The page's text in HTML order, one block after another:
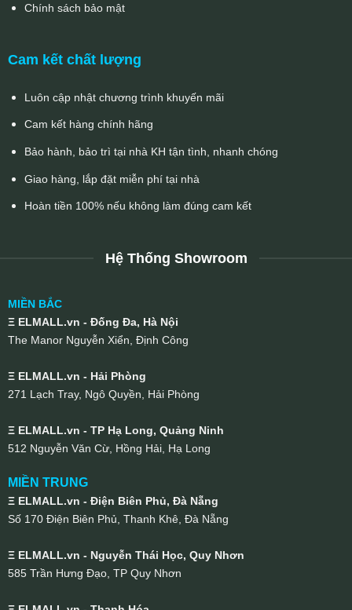
Chính sách bảo mật
Cam kết chất lượng
Luôn cập nhật chương trình khuyến mãi
Cam kết hàng chính hãng
Bảo hành, bảo trì tại nhà KH tận tình, nhanh chóng
Giao hàng, lắp đặt miễn phí tại nhà
Hoàn tiền 100% nếu không làm đúng cam kết
Hệ Thống Showroom
MIỀN BẮC
Ξ ELMALL.vn - Đống Đa, Hà Nội
The Manor Nguyễn Xiển, Định Công
Ξ ELMALL.vn - Hải Phòng
271 Lạch Tray, Ngô Quyền, Hải Phòng
Ξ ELMALL.vn - TP Hạ Long, Quảng Ninh
512 Nguyễn Văn Cừ, Hồng Hải, Hạ Long
MIỀN TRUNG
Ξ ELMALL.vn - Điện Biên Phủ, Đà Nẵng
Số 170 Điện Biên Phủ, Thanh Khê, Đà Nẵng
Ξ ELMALL.vn - Nguyễn Thái Học, Quy Nhơn
585 Trần Hưng Đạo, TP Quy Nhơn